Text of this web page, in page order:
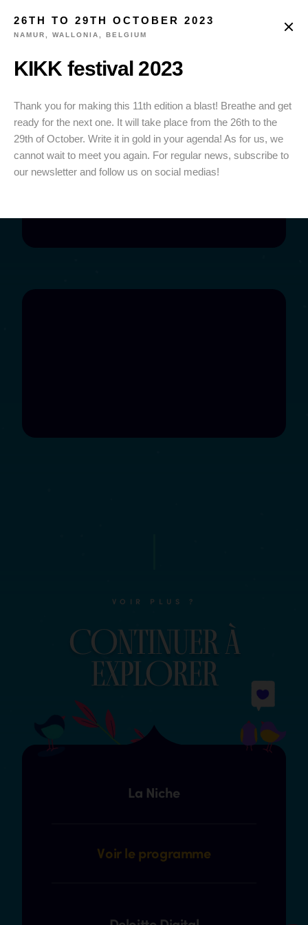
VOIR PLUS ?
COntinuer à
explOrer
La Niche
Voir le programme
26TH TO 29TH OCTOBER 2023
NAMUR, WALLONIA, BELGIUM
KIKK festival 2023
Thank you for making this 11th edition a blast! Breathe and get
ready for the next one. It will take place from the 26th to the
29th of October. Write it in gold in your agenda! As for us, we
cannot wait to meet you again. For regular news, subscribe to
our newsletter and follow us on social medias!